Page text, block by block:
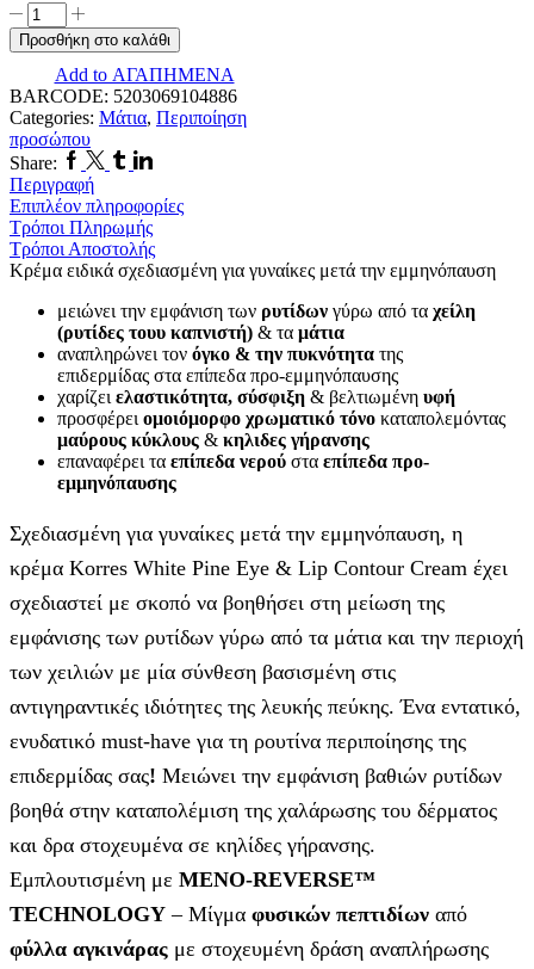
Korres
White
Pine
Κρέμα
Προσώπου,
Ματιών
&
Χειλιών
Ημέρας
για
Αντιγήρανση
&
Ατέλειες
ποσότητα
Προσθήκη στο καλάθι
Add to ΑΓΑΠΗΜΕΝΑ
BARCODE: 5203069104886
Categories: Μάτια, Περιποίηση
προσώπου
Share: Facebook
Twitter
TumblrLinkedin
Περιγραφή
Επιπλέον πληροφορίες
Τρόποι Πληρωμής
Τρόποι Αποστολής
Κρέμα ειδικά σχεδιασμένη για γυναίκες μετά την εμμηνόπαυση
μειώνει την εμφάνιση των ρυτίδων γύρω από τα χείλη
(ρυτίδες τουυ καπνιστή) & τα μάτια
αναπληρώνει τον όγκο & την πυκνότητα της
επιδερμίδας στα επίπεδα προ-εμμηνόπαυσης
χαρίζει ελαστικότητα, σύσφιξη & βελτιωμένη υφή
προσφέρει ομοιόμορφο χρωματικό τόνο καταπολεμόντας
μαύρους κύκλους & κηλιδες γήρανσης
επαναφέρει τα επίπεδα νερού στα επίπεδα προ-
εμμηνόπαυσης
Σχεδιασμένη για γυναίκες μετά την εμμηνόπαυση, η
κρέμα Korres White Pine Eye & Lip Contour Cream έχει
σχεδιαστεί με σκοπό να βοηθήσει στη μείωση της
εμφάνισης των ρυτίδων γύρω από τα μάτια και την περιοχή
των χειλιών με μία σύνθεση βασισμένη στις
αντιγηραντικές ιδιότητες της λευκής πεύκης. Ένα εντατικό,
ενυδατικό must-have για τη ρουτίνα περιποίησης της
επιδερμίδας σας! Μειώνει την εμφάνιση βαθιών ρυτίδων
βοηθά στην καταπολέμιση της χαλάρωσης του δέρματος
και δρα στοχευμένα σε κηλίδες γήρανσης.
Εμπλουτισμένη με MENO-REVERSE™
TECHNOLOGY – Μίγμα φυσικών πεπτιδίων από
φύλλα αγκινάρας με στοχευμένη δράση αναπλήρωσης